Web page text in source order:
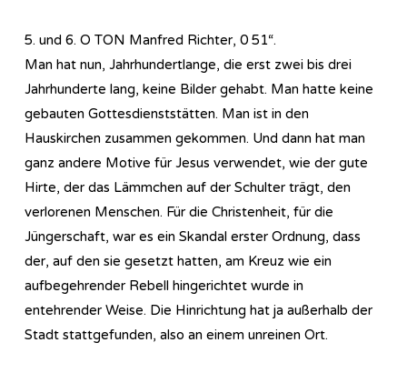
5. und 6. O TON Manfred Richter, 0 51“.
Man hat nun, Jahrhundertlange, die erst zwei bis drei
Jahrhunderte lang, keine Bilder gehabt. Man hatte keine
gebauten Gottesdienststätten. Man ist in den
Hauskirchen zusammen gekommen. Und dann hat man
ganz andere Motive für Jesus verwendet, wie der gute
Hirte, der das Lämmchen auf der Schulter trägt, den
verlorenen Menschen. Für die Christenheit, für die
Jüngerschaft, war es ein Skandal erster Ordnung, dass
der, auf den sie gesetzt hatten, am Kreuz wie ein
aufbegehrender Rebell hingerichtet wurde in
entehrender Weise. Die Hinrichtung hat ja außerhalb der
Stadt stattgefunden, also an einem unreinen Ort.